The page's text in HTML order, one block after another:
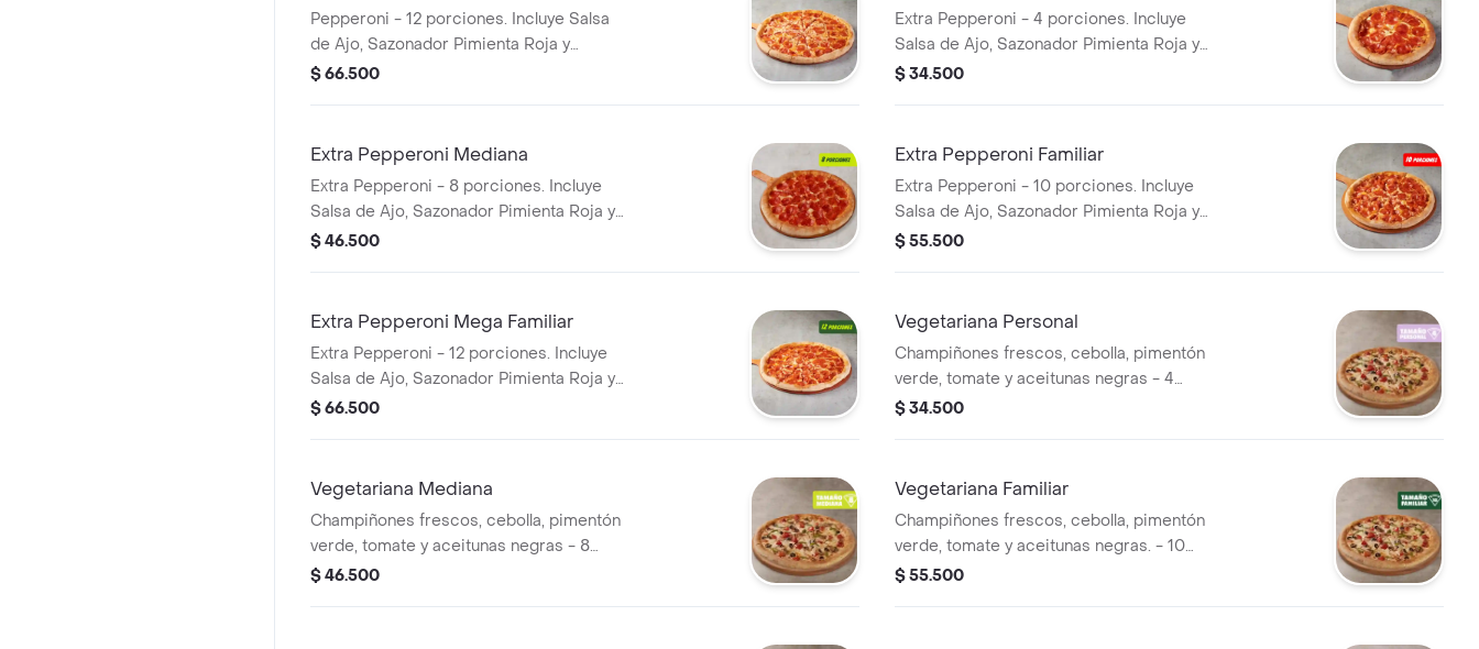
Pepperoni - 12 porciones. Incluye Salsa
de Ajo, Sazonador Pimienta Roja y
Pepperoncini.
$ 66.500
Extra Pepperoni - 4 porciones. Incluye
Salsa de Ajo, Sazonador Pimienta Roja y
Pepperoncini.
$ 34.500
Extra Pepperoni Mediana
Extra Pepperoni - 8 porciones. Incluye
Salsa de Ajo, Sazonador Pimienta Roja y
Pepperoncini.
$ 46.500
Extra Pepperoni Familiar
Extra Pepperoni - 10 porciones. Incluye
Salsa de Ajo, Sazonador Pimienta Roja y
Pepperoncini.
$ 55.500
Extra Pepperoni Mega Familiar
Extra Pepperoni - 12 porciones. Incluye
Salsa de Ajo, Sazonador Pimienta Roja y
Pepperoncini.
$ 66.500
Vegetariana Personal
Champiñones frescos, cebolla, pimentón
verde, tomate y aceitunas negras - 4
porciones. Incluye Salsa de Ajo,
$ 34.500
Vegetariana Mediana
Champiñones frescos, cebolla, pimentón
verde, tomate y aceitunas negras - 8
porciones. Incluye Salsa de Ajo,
$ 46.500
Vegetariana Familiar
Champiñones frescos, cebolla, pimentón
verde, tomate y aceitunas negras. - 10
porciones. Incluye Salsa de Ajo,
$ 55.500